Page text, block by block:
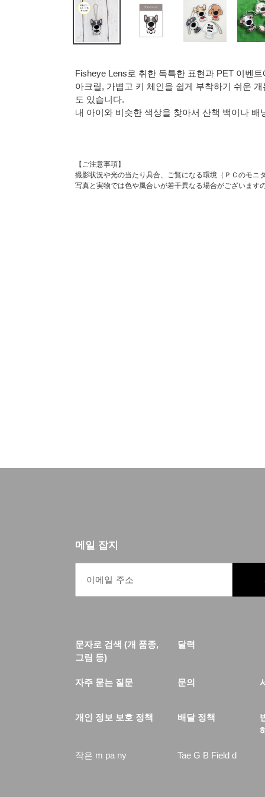
Fisheye Lens로 취한 독특한 표현과 PET 이벤
아크릴, 가볍고 키 체인을 쉽게 부착하기 쉬운
도 있습니다.
내 아이와 비슷한 색상을 찾아서 산책 백이나
【ご注意事項】
撮影状況や光の当たり具合、ご覧になる環境（ＰＣのモ
写真と実物では色や風合いが若干異なる場合がございます
메일 잡지
문자로 검색 (개 품종,
그림 등)
달력
자주 묻는 질문 문의
개인 정보 보호 정책 배달 정책
작은 m pa ny Tae G B Field d